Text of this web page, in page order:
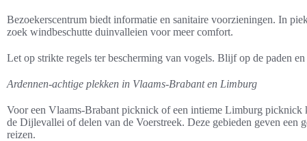
Bezoekerscentrum biedt informatie en sanitaire voorzieningen. In
zoek windbeschutte duinvalleien voor meer comfort.
Let op strikte regels ter bescherming van vogels. Blijf op de paden
Ardennen-achtige plekken in Vlaams-Brabant en Limburg
Voor een Vlaams-Brabant picknick of een intieme Limburg picknick
de Dijlevallei of delen van de Voerstreek. Deze gebieden geven een
reizen.